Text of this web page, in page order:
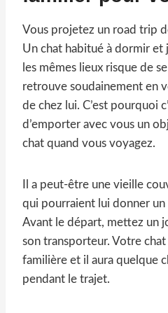
Vous projetez un road trip
Un chat habitué à dormir et
les mêmes lieux risque de
retrouve soudainement en
de chez lui. C’est pourquoi
d’emporter avec vous un
chat quand vous voyagez.
Il a peut-être une vieille
qui pourraient lui donner
Avant le départ, mettez un
son transporteur. Votre
familière et il aura quelque
pendant le trajet.